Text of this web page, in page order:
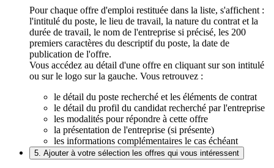
Pour chaque offre d'emploi restituée dans la liste, s'affichent :
l'intitulé du poste, le lieu de travail, la nature du contrat et la
durée de travail, le nom de l'entreprise si précisé, les 200
premiers caractères du descriptif du poste, la date de
publication de l'offre.
Vous accédez au détail d'une offre en cliquant sur son intitulé
ou sur le logo sur la gauche. Vous retrouvez :
le détail du poste recherché et les éléments de contrat
le détail du profil du candidat recherché par l'entreprise
les modalités pour répondre à cette offre
la présentation de l'entreprise (si présente)
les informations complémentaires le cas échéant
5. Ajouter à votre sélection les offres qui vous intéressent